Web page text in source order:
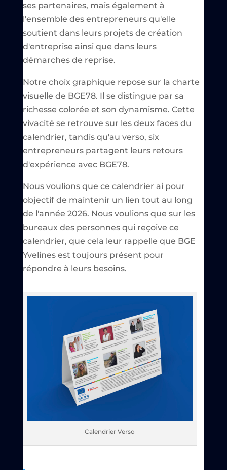
ses partenaires, mais également à
l'ensemble des entrepreneurs qu'elle
soutient dans leurs projets de création
d'entreprise ainsi que dans leurs
démarches de reprise.
Notre choix graphique repose sur la charte
visuelle de BGE78. Il se distingue par sa
richesse colorée et son dynamisme. Cette
vivacité se retrouve sur les deux faces du
calendrier, tandis qu'au verso, six
entrepreneurs partagent leurs retours
d'expérience avec BGE78.
Nous voulions que ce calendrier ai pour
objectif de maintenir un lien tout au long
de l'année 2026. Nous voulions que sur les
bureaux des personnes qui reçoive ce
calendrier, que cela leur rappelle que BGE
Yvelines est toujours présent pour
répondre à leurs besoins.
Calendrier Verso